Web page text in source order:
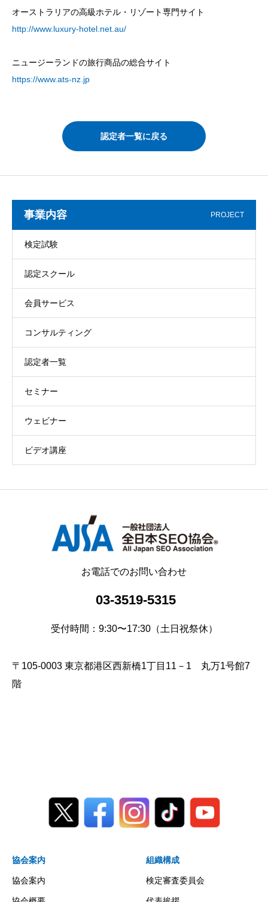
オーストラリアの高級ホテル・リゾート専門サイト
http://www.luxury-hotel.net.au/
ニュージーランドの旅行商品の総合サイト
https://www.ats-nz.jp
認定者一覧に戻る
事業内容 PROJECT
検定試験
認定スクール
会員サービス
コンサルティング
認定者一覧
セミナー
ウェビナー
ビデオ講座
お電話でのお問い合わせ
03-3519-5315
受付時間：9:30〜17:30（土日祝祭休）
〒105-0003 東京都港区西新橋1丁目11－1 丸万1号館7
階
協会案内
協会案内
組織構成
検定審査委員会